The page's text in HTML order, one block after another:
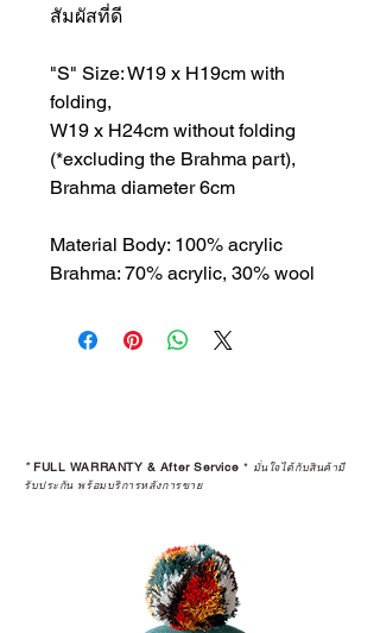
สัมผัสที่ดี
"S" Size: W19 x H19cm with
folding,
W19 x H24cm without folding
(*excluding the Brahma part),
Brahma diameter 6cm
Material Body: 100% acrylic
Brahma: 70% acrylic, 30% wool
*FULL WARRANTY & After Service * มั่นใจได้กับสินค้ามี
รับประกัน พร้อมบริการหลังการขาย